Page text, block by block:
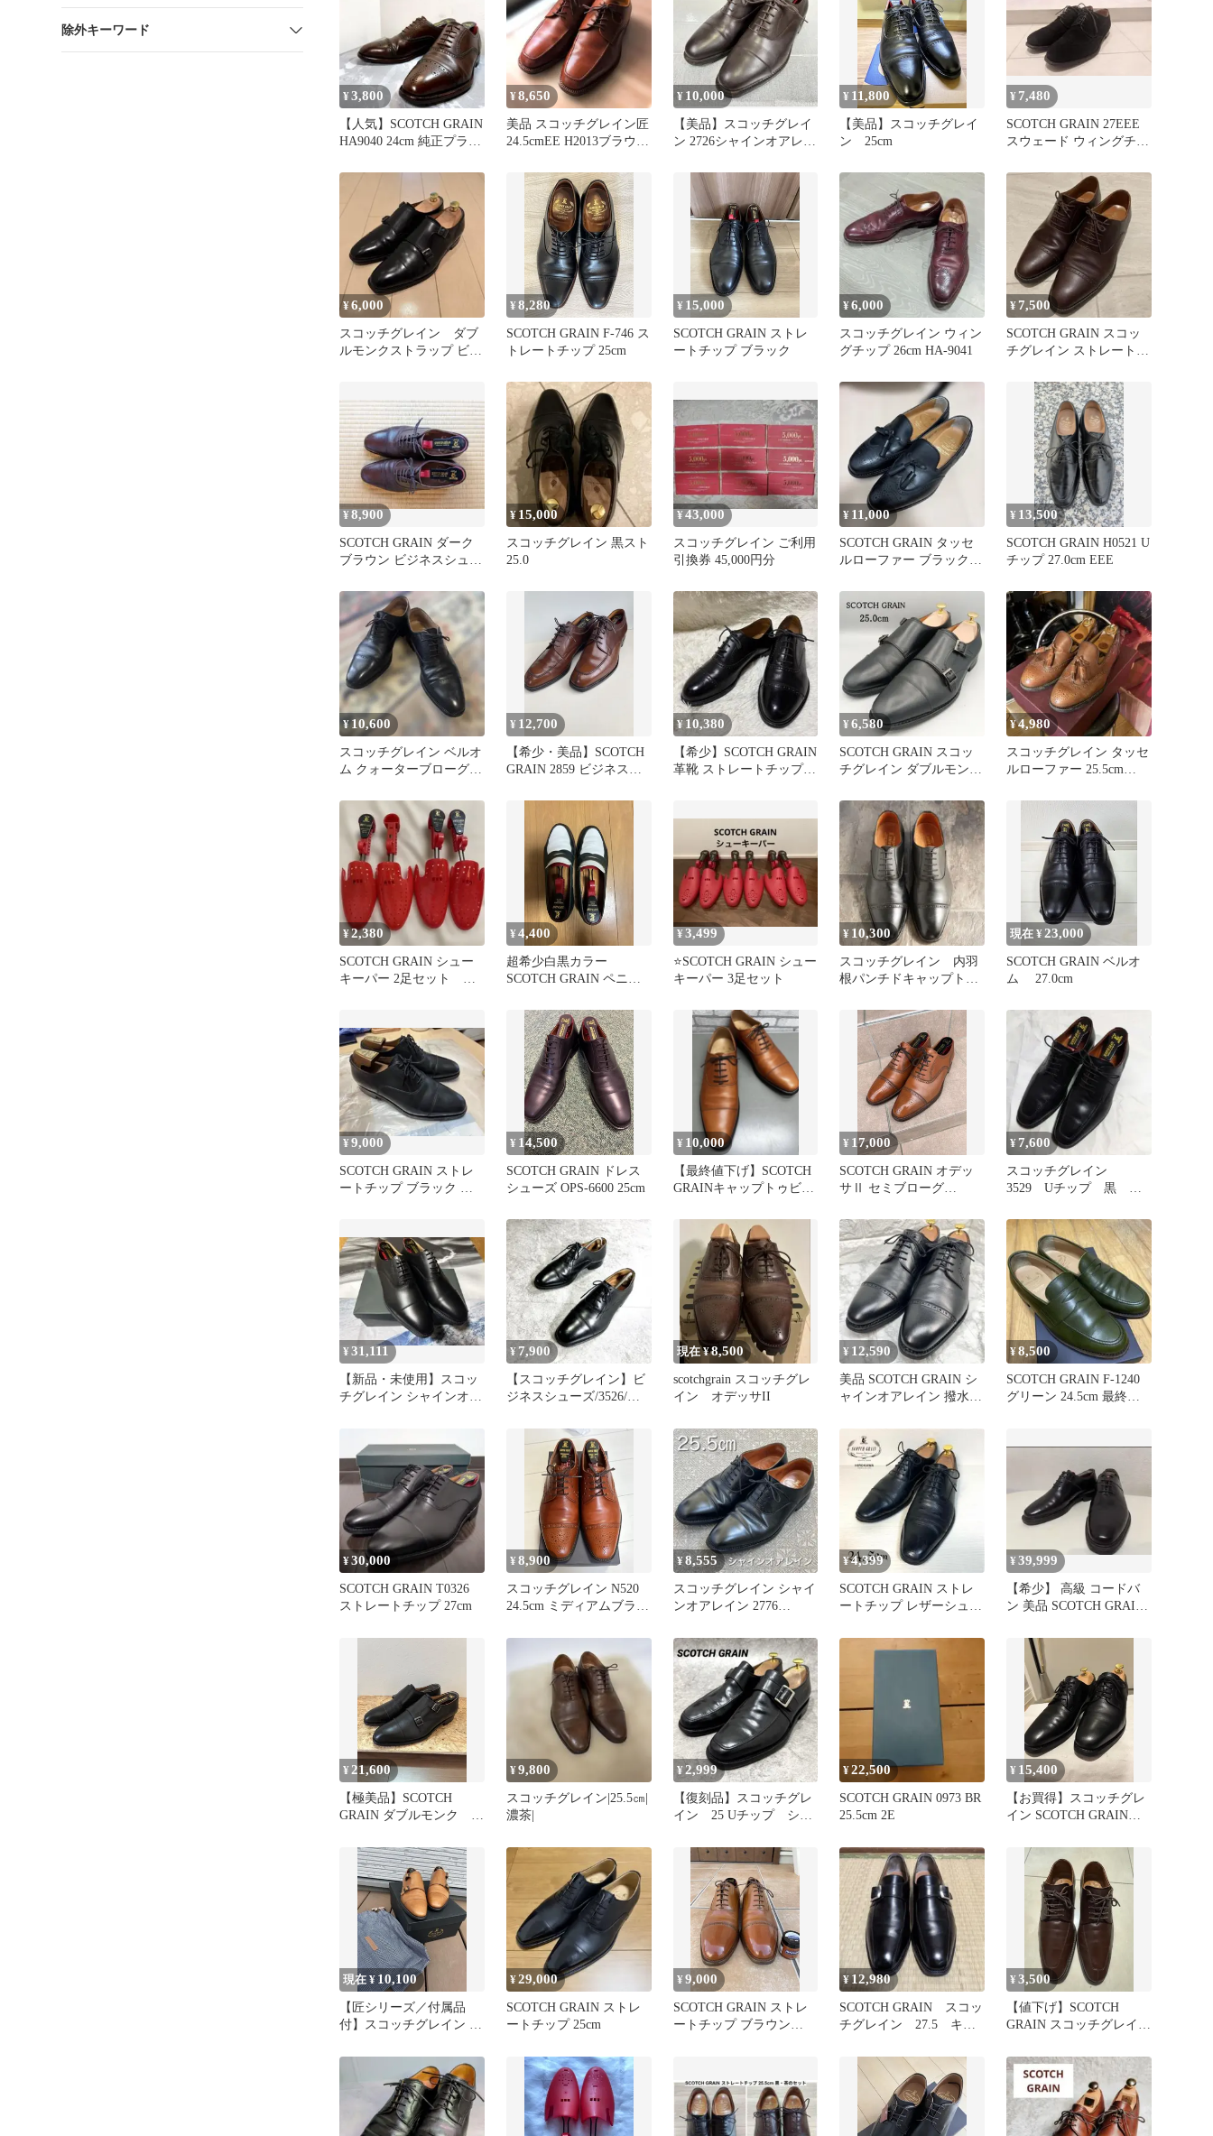
除外キーワード
¥3,800
【人気】SCOTCH GRAIN
HA9040 24cm 純正プラキ
¥8,650
美品 スコッチグレイン匠
24.5cmEE H2013ブラウン
¥ 10,000
【美品】スコッチグレイ
ン 2726シャインオアレイ
ー付
¥ 11,800
【美品】スコッチグレイ
ン 25cm
¥ 7,480
SCOTCH GRAIN 27EEE
スウェード ウィングチッ
¥6,000
スコッチグレイン ダブ
ルモンクストラップ ビジ
¥8,280
SCOTCH GRAIN F-746 ス
トレートチップ 25cm
¥ 15,000
SCOTCH GRAIN ストレ
ートチップ ブラック
¥6,000
スコッチグレイン ウィン
グチップ 26cm HA-9041
¥ 7,500
SCOTCH GRAIN スコッ
チグレイン ストレートチ
¥8,900
SCOTCH GRAIN ダーク
ブラウン ビジネスシュー
¥ 15,000
スコッチグレイン 黒スト
25.0
¥43,000
スコッチグレイン ご利用
引換券 45,000円分
¥ 11,000
SCOTCH GRAIN タッセ
ルローファー ブラック
¥ 13,500
SCOTCH GRAIN H0521 U
チップ 27.0cm EEE
¥10,600
スコッチグレイン ベルオ
ム クォーターブローグ
黒
¥ 12,700
【希少・美品】SCOTCH
GRAIN 2859 ビジネスシ
¥10,380
【希少】SCOTCH GRAIN
革靴 ストレートチップ
¥6,580
SCOTCH GRAIN スコッ
チグレイン ダブルモンク
¥4,980
スコッチグレイン タッセ
ルローファー 25.5cm
¥2,380
SCOTCH GRAIN シュー
キーパー 2足セット M
¥4,400
超希少白黒カラー
SCOTCH GRAIN ペニー
¥3,499
⭐️SCOTCH GRAIN シュー
キーパー 3足セット
¥ 10,300
スコッチグレイン 内羽
根パンチドキャップトゥ
現在 ¥23,000
SCOTCH GRAIN ベルオ
ム 27.0cm
¥9,000
SCOTCH GRAIN ストレ
ートチップ ブラック メ
¥ 14,500
SCOTCH GRAIN ドレス
シューズ OPS-6600 25cm
¥ 10,000
【最終値下げ】SCOTCH
GRAINキャップトゥビジ
¥ 17,000
SCOTCH GRAIN オデッ
サⅡ セミブローグ
¥7,600
スコッチグレイン
3529 Uチップ 黒
¥31,111
【新品・未使用】スコッ
チグレイン シャインオア
¥7,900
【スコッチグレイン】ビ
ジネスシューズ/3526/ス
ンス◎
現在 ¥8,500
scotchgrain スコッチグレ
イン オデッサII
¥ 12,590
美品 SCOTCH GRAIN シ
ャインオアレイン 撥水
¥8,500
SCOTCH GRAIN F-1240
グリーン 24.5cm 最終価
¥30,000
SCOTCH GRAIN T0326
ストレートチップ 27cm
¥8,900
スコッチグレイン N520
24.5cm ミディアムブラウ
¥8,555
スコッチグレイン シャイ
ンオアレイン 2776
¥4,399
SCOTCH GRAIN ストレ
ートチップ レザーシュー
¥39,999
【希少】 高級 コードバ
ン 美品 SCOTCH GRAIN
¥21,600
【極美品】SCOTCH
GRAIN ダブルモンク ク
¥9,800
スコッチグレイン|25.5㎝|
濃茶|
¥2,999
【復刻品】スコッチグレ
イン 25 Uチップ シン
ジネス
¥22,500
SCOTCH GRAIN 0973 BR
25.5cm 2E
¥ 15,400
【お買得】スコッチグレ
イン SCOTCH GRAIN
現在 ¥10,100
【匠シリーズ／付属品
付】スコッチグレイン ダ
本製
¥29,000
SCOTCH GRAIN ストレ
ートチップ 25cm
¥9,000
SCOTCH GRAIN ストレ
ートチップ ブラウン
¥12,980
SCOTCH GRAIN スコッ
チグレイン 27.5 キン
¥3,500
【値下げ】SCOTCH
GRAIN スコッチグレイ